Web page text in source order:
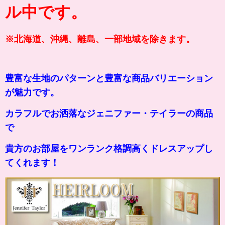
ル中です。
※北海道、沖縄、離島、一部地域を除きます。
豊富な生地のパターンと豊富な商品バリエーション
が魅力です。
カラフルでお洒落なジェニファー・テイラーの商品
で
貴方のお部屋をワンランク格調高くドレスアップし
てくれます！